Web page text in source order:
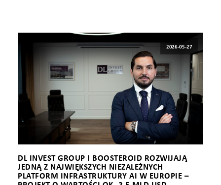
2026-05-27
DL INVEST GROUP I BOOSTEROID ROZWIJAJĄ
JEDNĄ Z NAJWIĘKSZYCH NIEZALEŻNYCH
PLATFORM INFRASTRUKTURY AI W EUROPIE –